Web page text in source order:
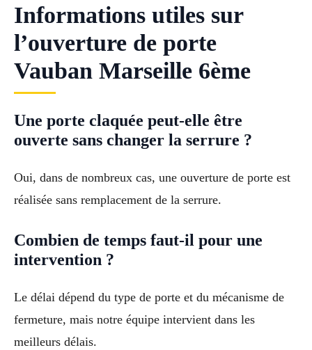
Informations utiles sur
l’ouverture de porte
Vauban Marseille 6ème
Une porte claquée peut-elle être
ouverte sans changer la serrure ?
Oui, dans de nombreux cas, une ouverture de porte est
réalisée sans remplacement de la serrure.
Combien de temps faut-il pour une
intervention ?
Le délai dépend du type de porte et du mécanisme de
fermeture, mais notre équipe intervient dans les
meilleurs délais.